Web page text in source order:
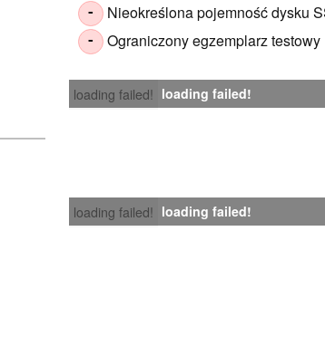
- Nieokreślona pojemność dysku
- Ograniczony egzemplarz testowy
loading failed! loading failed!
loading failed! loading failed!